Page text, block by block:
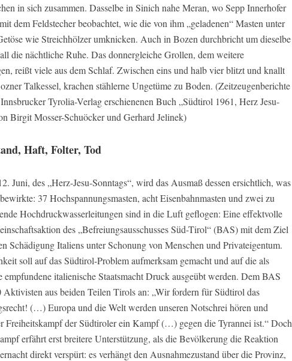
in sich zusammen. Dasselbe in Sinich nahe Meran, wo Sepp Innerhofer
dem Feldstecher beobachtet, wie die von ihm „geladenen“ Masten unter
wie Streichhölzer umknicken. Auch in Bozen durchbricht um dieselbe
die nächtliche Ruhe. Das donnergleiche Grollen, dem weitere
reißt viele aus dem Schlaf. Zwischen eins und halb vier blitzt und knallt
Talkessel, krachen stählerne Ungetüme zu Boden. (Zeitzeugenberichte
Tyrolia-Verlag erschienenen Buch „Südtirol 1961, Herz Jesu-
Birgit Mosser-Schuöcker und Gerhard Jelinek)
Haft, Folter, Tod
Juni, des „Herz-Jesu-Sonntags“, wird das Ausmaß dessen ersichtlich, was
37 Hochspannungsmasten, acht Eisenbahnmasten und zwei zu
Hochdruckwasserleitungen sind in die Luft geflogen: Eine effektvolle
des „Befreiungsausschusses Süd-Tirol“ (BAS) mit dem Ziel
Schädigung Italiens unter Schonung von Menschen und Privateigentum.
soll auf das Südtirol-Problem aufmerksam gemacht und auf die als
empfundene italienische Staatsmacht Druck ausgeübt werden. Dem BAS
Aktivisten aus beiden Teilen Tirols an: „Wir fordern für Südtirol das
(…) Europa und die Welt werden unseren Notschrei hören und
Freiheitskampf der Südtiroler ein Kampf (…) gegen die Tyrannei ist.“ Doch
erfährt erst breitere Unterstützung, als die Bevölkerung die Reaktion
direkt verspürt: es verhängt den Ausnahmezustand über die Provinz,